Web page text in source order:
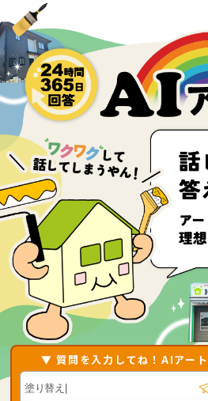
▼ 質問を入力してね！AIアート